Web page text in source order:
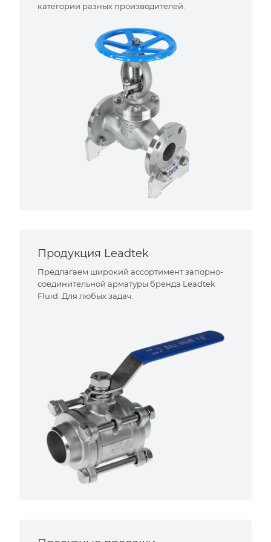
категории разных производителей.
Продукция Leadtek
Предлагаем широкий ассортимент запорно-
соединительной арматуры бренда Leadtek
Fluid. Для любых задач.